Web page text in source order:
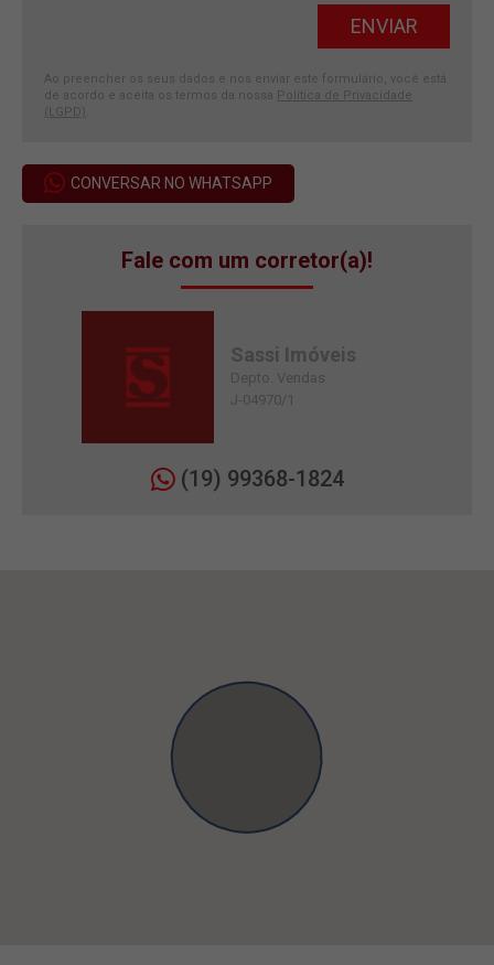
Ao preencher os seus dados e nos enviar este formulário, você está
de acordo e aceita os termos da nossa Política de Privacidade
(LGPD)
CONVERSAR NO WHATSAPP
Fale com um corretor(a)!
Sassi Imóveis
Depto. Vendas
J-04970/1
(19) 99368-1824